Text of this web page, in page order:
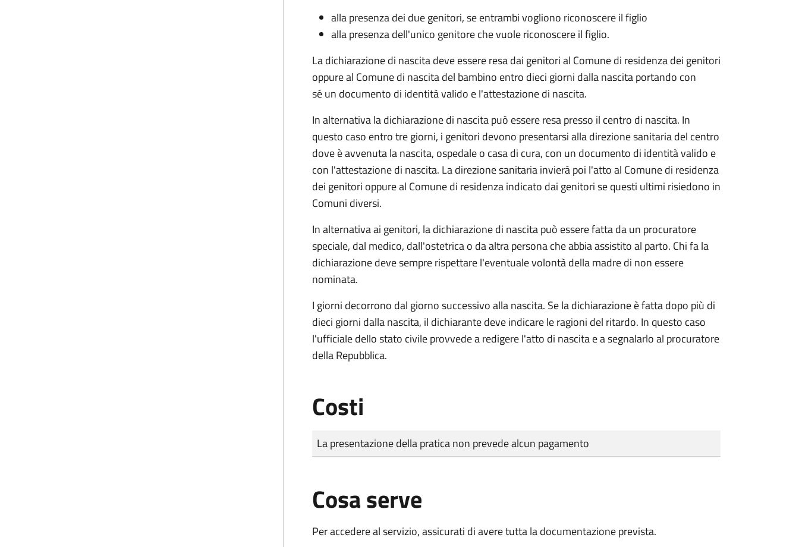
alla presenza dei due genitori, se entrambi vogliono riconoscere il figlio
alla presenza dell'unico genitore che vuole riconoscere il figlio.
La dichiarazione di nascita deve essere resa dai genitori al Comune di residenza dei genitori
oppure al Comune di nascita del bambino entro dieci giorni dalla nascita portando con
sé un documento di identità valido e l'attestazione di nascita.
In alternativa la dichiarazione di nascita può essere resa presso il centro di nascita. In
questo caso entro tre giorni, i genitori devono presentarsi alla direzione sanitaria del centro
dove è avvenuta la nascita, ospedale o casa di cura, con un documento di identità valido e
con l'attestazione di nascita. La direzione sanitaria invierà poi l'atto al Comune di residenza
dei genitori oppure al Comune di residenza indicato dai genitori se questi ultimi risiedono in
Comuni diversi.
In alternativa ai genitori, la dichiarazione di nascita può essere fatta da un procuratore
speciale, dal medico, dall'ostetrica o da altra persona che abbia assistito al parto. Chi fa la
dichiarazione deve sempre rispettare l'eventuale volontà della madre di non essere
nominata.
I giorni decorrono dal giorno successivo alla nascita. Se la dichiarazione è fatta dopo più di
dieci giorni dalla nascita, il dichiarante deve indicare le ragioni del ritardo. In questo caso
l'ufficiale dello stato civile provvede a redigere l'atto di nascita e a segnalarlo al procuratore
della Repubblica.
Costi
Tipo di pagamento
Importo
La presentazione della pratica non prevede alcun pagamento
Cosa serve
Per accedere al servizio, assicurati di avere tutta la documentazione prevista.